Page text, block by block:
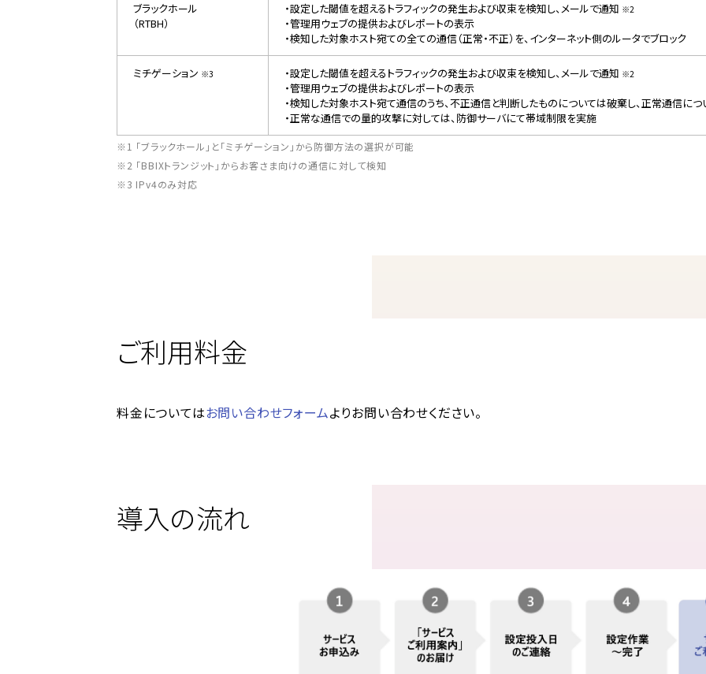
ブラックホール
（RTBH）
・設定した閾値を超えるトラフィックの発生および収束を検知し、メールで通知 ※2
・管理用ウェブの提供およびレポートの表示
・検知した対象ホスト宛ての全ての通信（正常・不正）を、インターネット側のルータでブロック
ミチゲーション ※3 ・設定した閾値を超えるトラフィックの発生および収束を検知し、メールで通知 ※2
・管理用ウェブの提供およびレポートの表示
・検知した対象ホスト宛て通信のうち、不正通信と判断したものについては破棄し、正常通信に
・正常な通信での量的攻撃に対しては、防御サーバにて帯域制限を実施
※1 「ブラックホール」と「ミチゲーション」から防御方法の選択が可能
※2 「BBIXトランジット」からお客さま向けの通信に対して検知
※3 IPv4のみ対応
ご利用料金
料金についてはお問い合わせフォームよりお問い合わせください。
導入の流れ